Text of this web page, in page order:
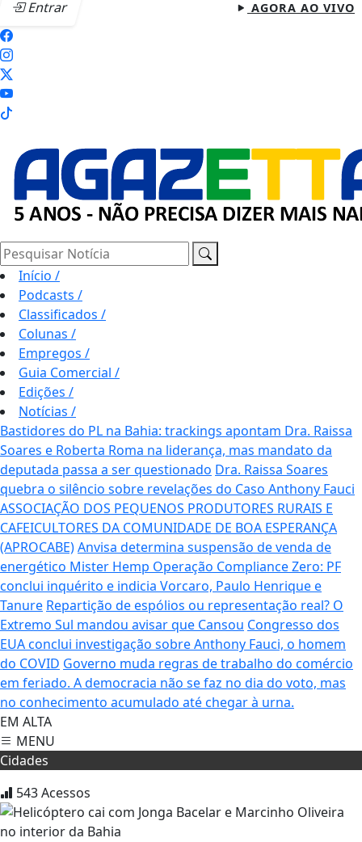
Entrar AGORA AO VIVO
Pesquisar Notícia
Início /
Podcasts /
Classificados /
Colunas /
Empregos /
Guia Comercial /
Edições /
Notícias /
Bastidores do PL na Bahia: trackings apontam Dra. Raissa
Soares e Roberta Roma na liderança, mas mandato da
deputada passa a ser questionado Dra. Raissa Soares
quebra o silêncio sobre revelações do Caso Anthony Fauci
ASSOCIAÇÃO DOS PEQUENOS PRODUTORES RURAIS E
CAFEICULTORES DA COMUNIDADE DE BOA ESPERANÇA
(APROCABE)Anvisa determina suspensão de venda de
energético Mister Hemp Operação Compliance Zero: PF
conclui inquérito e indicia Vorcaro, Paulo Henrique e
Tanure Repartição de espólios ou representação real? O
Extremo Sul mandou avisar que Cansou Congresso dos
EUA conclui investigação sobre Anthony Fauci, o homem
do COVID Governo muda regras de trabalho do comércio
em feriado. A democracia não se faz no dia do voto, mas
no conhecimento acumulado até chegar à urna.
EM ALTA
MENU
Cidades
543Acessos